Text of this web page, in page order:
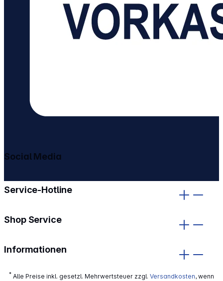
Service-Hotline
Shop Service
Informationen
Social Media
* Alle Preise inkl. gesetzl. Mehrwertsteuer zzgl. Versandkosten, wenn